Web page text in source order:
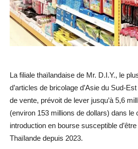
La filiale thaïlandaise de Mr. D.I.Y., le
d’articles de bricolage d’Asie du Sud-
de vente, prévoit de lever jusqu’à 5,6
(environ 153 millions de dollars) dans le
introduction en bourse susceptible
Thaïlande depuis 2023.